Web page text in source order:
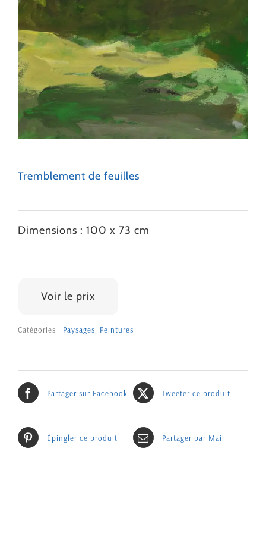
Tremblement de feuilles
Dimensions : 100 x 73 cm
Voir le prix
1600 €
Catégories : Paysages, Peintures
Partager sur Facebook Tweeter ce produit
Épingler ce produit Partager par Mail